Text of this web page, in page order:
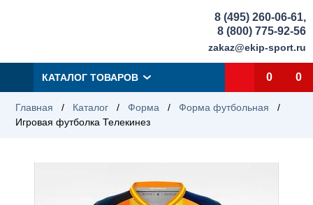
8 (495) 260-06-61,
8 (800) 775-92-56
zakaz@ekip-sport.ru
КАТАЛОГ ТОВАРОВ 0 0
Главная / Каталог / Форма / Форма футбольная
/
Игровая футболка Телекинез